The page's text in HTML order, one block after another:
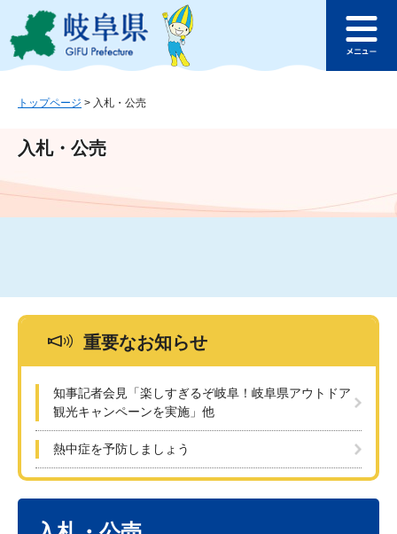
ジ
ュ
文
このページの本文へ
ュ
トップページ > 入札・公売
入札・公売
重要なお知らせ
知事記者会見「楽しすぎるぞ岐阜！岐阜県アウトドア
観光キャンペーンを実施」他
熱中症を予防しましょう